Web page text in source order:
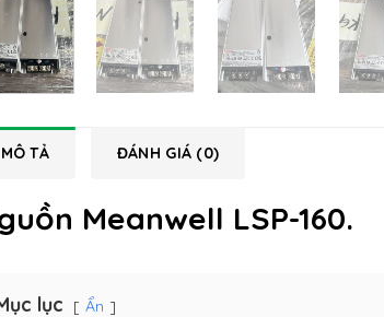
MÔ TẢ ĐÁNH GIÁ (0)
Meanwell LSP-160.
lục Ẩn